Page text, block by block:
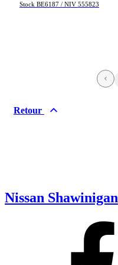
Stock BE6187 / NIV 555823
Retour
Nissan Shawinigan